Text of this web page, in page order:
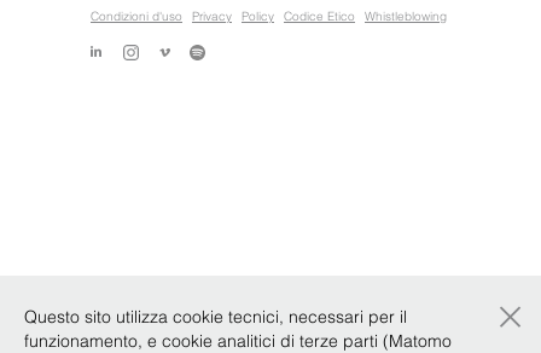
Condizioni d'uso
Privacy Policy Codice Etico Whistleblowing
Questo sito utilizza cookie tecnici, necessari per il
funzionamento, e cookie analitici di terze parti (Matomo
×